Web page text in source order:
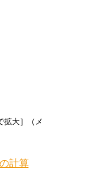
拡大］（メ
計算